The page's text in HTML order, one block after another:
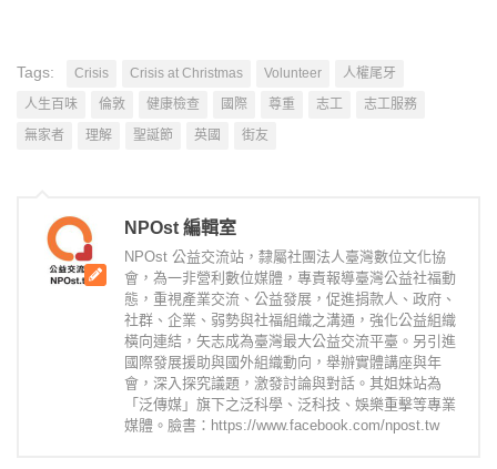
Tags: Crisis Crisis at Christmas Volunteer
人權尾牙
人生百味
倫敦 健康檢查 國際 尊重 志工
志工服務
無家者
理解 聖誕節 英國 街友
NPOst 編輯室
NPOst 公益交流站，隸屬社團法人臺灣數位文化協
會，為一非營利數位媒體，專責報導臺灣公益社福動
態，重視產業交流、公益發展，促進捐款人、政府、
社群、企業、弱勢與社福組織之溝通，強化公益組織
橫向連結，矢志成為臺灣最大公益交流平臺。另引進
國際發展援助與國外組織動向，舉辦實體講座與年
會，深入探究議題，激發討論與對話。其姐妹站為
「泛傳媒」旗下之泛科學、泛科技、娛樂重擊等專業
媒體。臉書：https://www.facebook.com/npost.tw